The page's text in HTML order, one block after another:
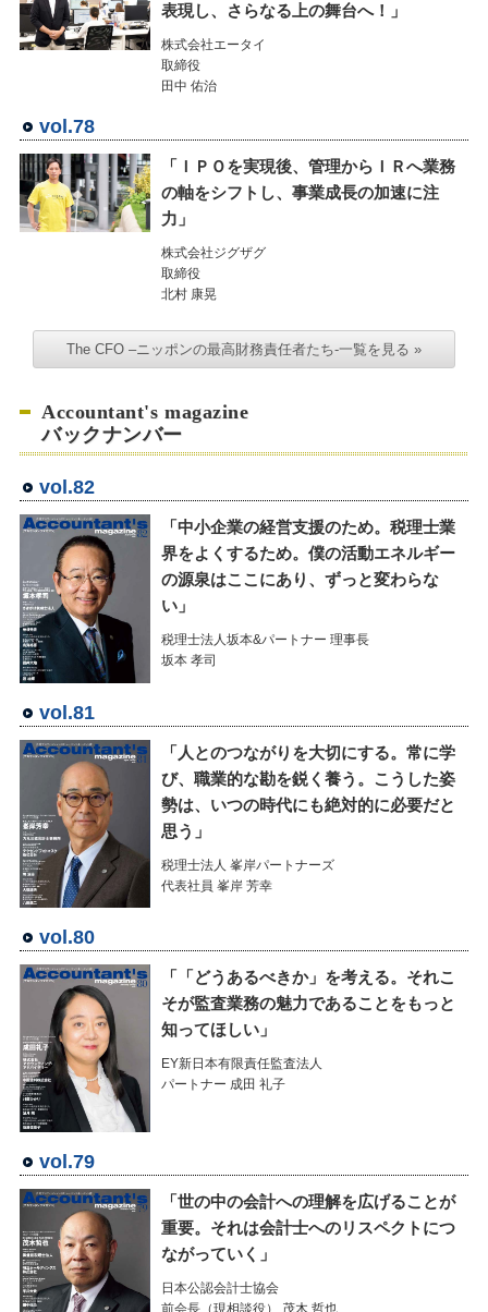
表現し、さらなる上の舞台へ！」
株式会社エータイ
取締役
田中 佑治
vol.78
「ＩＰＯを実現後、管理からＩＲへ業務
の軸をシフトし、事業成長の加速に注
力」
株式会社ジグザグ
取締役
北村 康晃
The CFO –ニッポンの最高財務責任者たち-一覧を見る »
Accountant's magazine
バックナンバー
vol.82
「中小企業の経営支援のため。税理士業
界をよくするため。僕の活動エネルギー
の源泉はここにあり、ずっと変わらな
い」
税理士法人坂本&パートナー 理事長
坂本 孝司
vol.81
「人とのつながりを大切にする。常に学
び、職業的な勘を鋭く養う。こうした姿
勢は、いつの時代にも絶対的に必要だと
思う」
税理士法人 峯岸パートナーズ
代表社員 峯岸 芳幸
vol.80
「「どうあるべきか」を考える。それこ
そが監査業務の魅力であることをもっと
知ってほしい」
EY新日本有限責任監査法人
パートナー 成田 礼子
vol.79
「世の中の会計への理解を広げることが
重要。それは会計士へのリスペクトにつ
ながっていく」
日本公認会計士協会
前会長（現相談役） 茂木 哲也